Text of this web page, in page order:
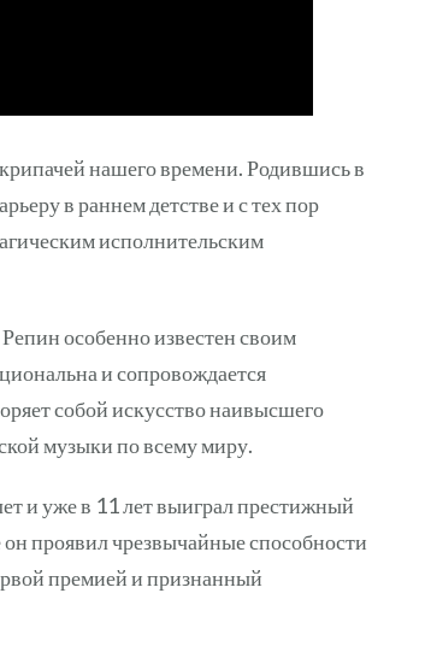
нашего времени. Родившись в
в раннем детстве и с тех пор
исполнительским
особенно известен своим
и сопровождается
собой искусство наивысшего
музыки по всему миру.
и уже в 11 лет выиграл престижный
проявил чрезвычайные способности
премией и признанный